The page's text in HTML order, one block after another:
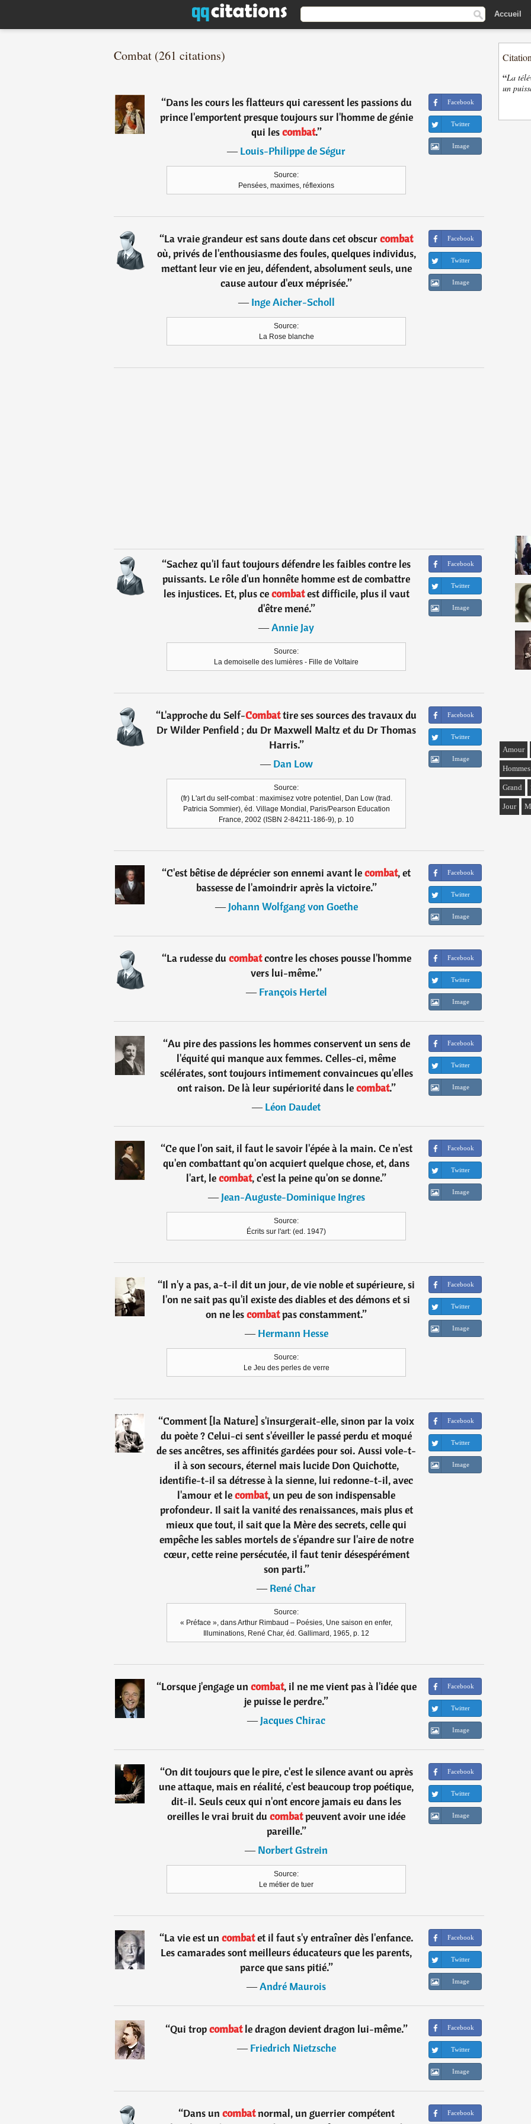
Accueil
Combat (261 citations)
“Dans les cours les flatteurs qui caressent les passions du
prince l'emportent presque toujours sur l'homme de génie
qui lescombat.”
―Louis-Philippe de Ségur
Source:
Pensées, maximes, réflexions
Facebook
Twitter
Image
“La vraie grandeur est sans doute dans cet obscurcombat
où, privés de l'enthousiasme des foules, quelques individus,
mettant leur vie en jeu, défendent, absolument seuls, une
cause autour d'eux méprisée.”
―Inge Aicher-Scholl
Source:
La Rose blanche
Facebook
Twitter
Image
“Sachez qu'il faut toujours défendre les faibles contre les
puissants. Le rôle d'un honnête homme est de combattre
les injustices. Et, plus cecombatest difficile, plus il vaut
d'être mené.”
―Annie Jay
Source:
La demoiselle des lumières - Fille de Voltaire
Facebook
Twitter
Image
“L'approche du Self-Combattire ses sources des travaux du
Dr Wilder Penfield ; du Dr Maxwell Maltz et du Dr Thomas
Harris.”
―Dan Low
Source:
(fr) L'art du self-combat : maximisez votre potentiel, Dan Low (trad.
Patricia Sommier), éd. Village Mondial, Paris/Pearson Education
France, 2002 (ISBN 2-84211-186-9), p. 10
Facebook
Twitter
Image
“C'est bêtise de déprécier son ennemi avant lecombat, et
bassesse de l'amoindrir après la victoire.”
―Johann Wolfgang von Goethe
Facebook
Twitter
Image
“La rudesse du combatcontre les choses pousse l'homme
vers lui-même.”
―François Hertel
Facebook
Twitter
Image
“Au pire des passions les hommes conservent un sens de
l'équité qui manque aux femmes. Celles-ci, même
scélérates, sont toujours intimement convaincues qu'elles
ont raison. De là leur supériorité dans lecombat.”
―Léon Daudet
Facebook
Twitter
Image
“Ce que l'on sait, il faut le savoir l'épée à la main. Ce n'est
qu'en combattant qu'on acquiert quelque chose, et, dans
l'art, lecombat, c'est la peine qu'on se donne.”
―Jean-Auguste-Dominique Ingres
Source:
Écrits sur l'art: (ed. 1947)
Facebook
Twitter
Image
“Il n'y a pas, a-t-il dit un jour, de vie noble et supérieure, si
l'on ne sait pas qu'il existe des diables et des démons et si
on ne lescombatpas constamment.”
―Hermann Hesse
Source:
Le Jeu des perles de verre
Facebook
Twitter
Image
“Comment [la Nature] s'insurgerait-elle, sinon par la voix
du poète ? Celui-ci sent s'éveiller le passé perdu et moqué
de ses ancêtres, ses affinités gardées pour soi. Aussi vole-t-
il à son secours, éternel mais lucide Don Quichotte,
identifie-t-il sa détresse à la sienne, lui redonne-t-il, avec
l'amour et lecombat, un peu de son indispensable
profondeur. Il sait la vanité des renaissances, mais plus et
mieux que tout, il sait que la Mère des secrets, celle qui
empêche les sables mortels de s'épandre sur l'aire de notre
cœur, cette reine persécutée, il faut tenir désespérément
son parti.”
―René Char
Source:
« Préface », dans Arthur Rimbaud – Poésies, Une saison en enfer,
Illuminations, René Char, éd. Gallimard, 1965, p. 12
Facebook
Twitter
Image
“Lorsque j'engage un combat, il ne me vient pas à l'idée que
je puisse le perdre.”
―Jacques Chirac
Facebook
Twitter
Image
“On dit toujours que le pire, c'est le silence avant ou après
une attaque, mais en réalité, c'est beaucoup trop poétique,
dit-il. Seuls ceux qui n'ont encore jamais eu dans les
oreilles le vrai bruit du combatpeuvent avoir une idée
pareille.”
―Norbert Gstrein
Source:
Le métier de tuer
Facebook
Twitter
Image
“La vie est un combatet il faut s'y entraîner dès l'enfance.
Les camarades sont meilleurs éducateurs que les parents,
parce que sans pitié.”
―André Maurois
Facebook
Twitter
Image
“Qui tropcombatle dragon devient dragon lui-même.”
―Friedrich Nietzsche
Facebook
Twitter
Image
“Dans un combatnormal, un guerrier compétent
Facebook
“La
un
Amour
Hommes
Grand
Jour